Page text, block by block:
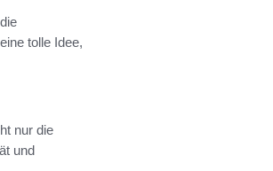
tolle Idee,
nur die
und